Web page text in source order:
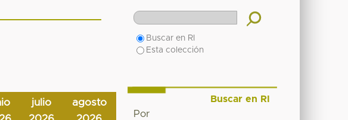
julio
agosto
Buscar en RI
Esta colección
Buscar en RI
Por